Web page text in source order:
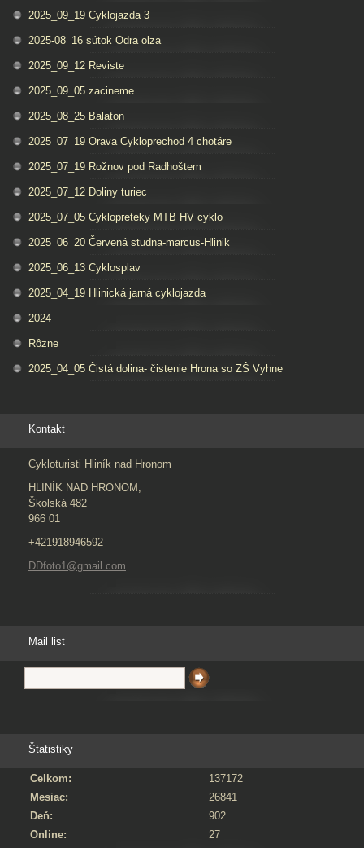
2025_09_19 Cyklojazda 3
2025-08_16 sútok Odra olza
2025_09_12 Reviste
2025_09_05 zacineme
2025_08_25 Balaton
2025_07_19 Orava Cykloprechod 4 chotáre
2025_07_19 Rožnov pod Radhoštem
2025_07_12 Doliny turiec
2025_07_05 Cyklopreteky MTB HV cyklo
2025_06_20 Červená studna-marcus-Hlinik
2025_06_13 Cyklosplav
2025_04_19 Hlinická jarná cyklojazda
2024
Rôzne
2025_04_05 Čistá dolina- čistenie Hrona so ZŠ Vyhne
Kontakt
Cykloturisti Hliník nad Hronom
HLINÍK NAD HRONOM,
Školská 482
966 01
+421918946592
DDfoto1@gmail.com
Mail list
Štatistiky
Online: 27
Celkom:
137172
Mesiac:
26841
Deň:
902